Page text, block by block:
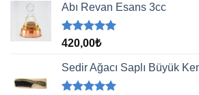
Abı Revan Esans 3cc
5 üzerinden
aldı
420,00₺
Sedir Ağacı Saplı Büyük